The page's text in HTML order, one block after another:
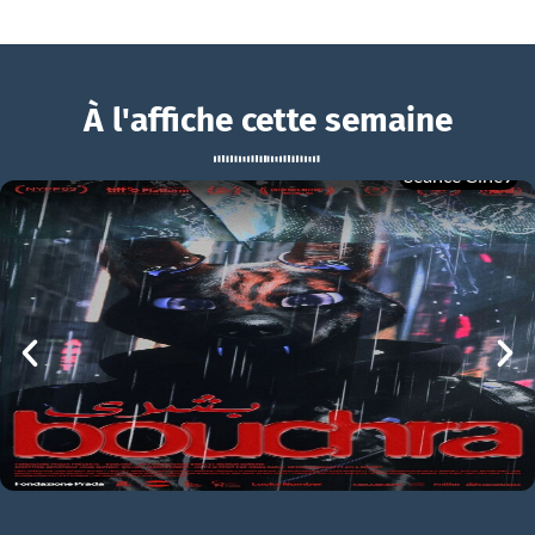
Life Of Chuck
Life Of Chuck Bande-annonce VO STFR
À l'affiche cette semaine
BOUCHRA
mer 05/08
21h00